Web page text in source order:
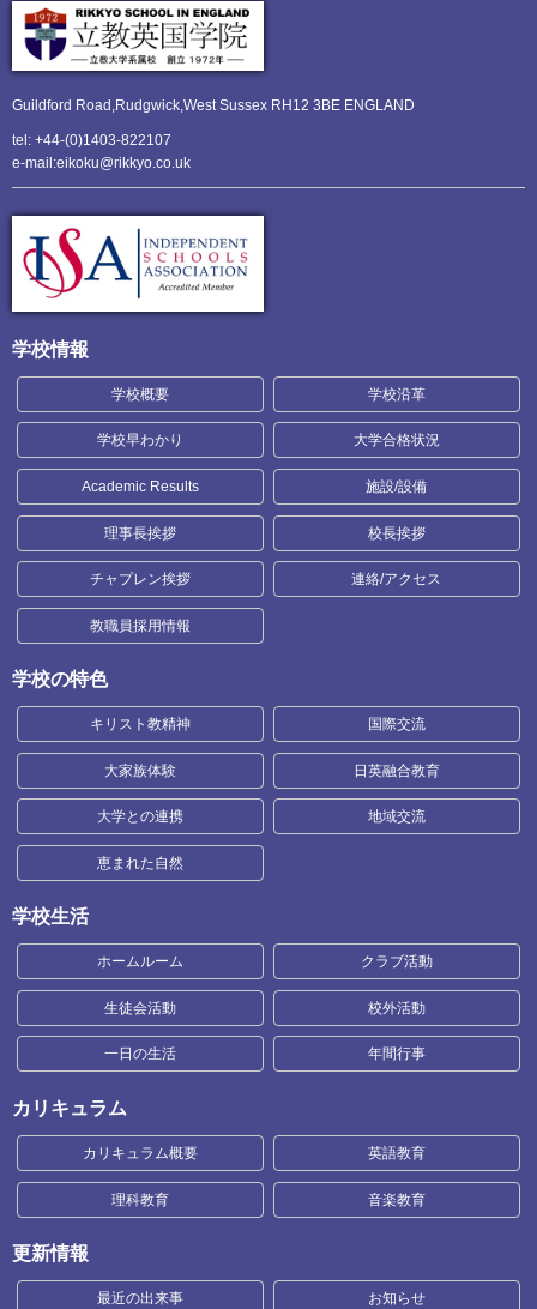
Guildford Road,Rudgwick,West Sussex RH12 3BE ENGLAND
tel: +44-(0)1403-822107
e-mail:eikoku@rikkyo.co.uk
学校情報
学校概要 学校沿革
学校早わかり 大学合格状況
Academic Results 施設/設備
理事長挨拶 校長挨拶
チャプレン挨拶 連絡/アクセス
教職員採用情報
学校の特色
キリスト教精神 国際交流
大家族体験 日英融合教育
大学との連携 地域交流
恵まれた自然
学校生活
ホームルーム クラブ活動
生徒会活動 校外活動
一日の生活 年間行事
カリキュラム
カリキュラム概要 英語教育
理科教育 音楽教育
更新情報
最近の出来事 お知らせ